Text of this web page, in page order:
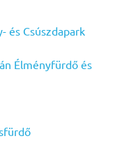
és Csúszdapark
Élményfürdő és